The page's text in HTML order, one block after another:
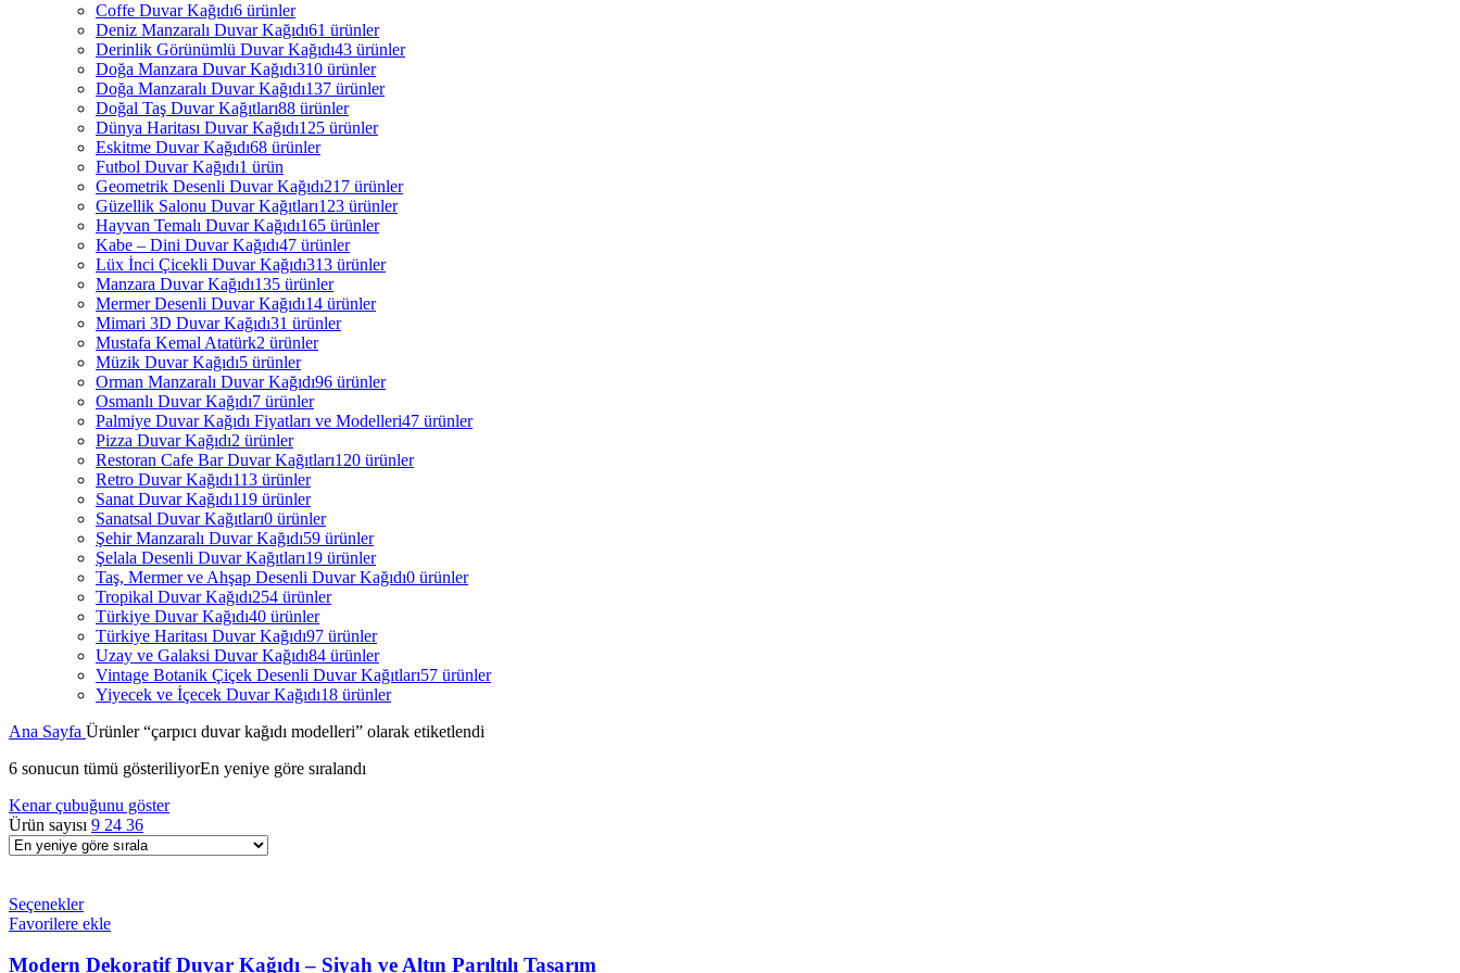
Coffe Duvar Kağıdı6 ürünler
Deniz Manzaralı Duvar Kağıdı61 ürünler
Derinlik Görünümlü Duvar Kağıdı43 ürünler
Doğa Manzara Duvar Kağıdı310 ürünler
Doğa Manzaralı Duvar Kağıdı137 ürünler
Doğal Taş Duvar Kağıtları88 ürünler
Dünya Haritası Duvar Kağıdı125 ürünler
Eskitme Duvar Kağıdı68 ürünler
Futbol Duvar Kağıdı1 ürün
Geometrik Desenli Duvar Kağıdı217 ürünler
Güzellik Salonu Duvar Kağıtları123 ürünler
Hayvan Temalı Duvar Kağıdı165 ürünler
Kabe – Dini Duvar Kağıdı47 ürünler
Lüx İnci Çicekli Duvar Kağıdı313 ürünler
Manzara Duvar Kağıdı135 ürünler
Mermer Desenli Duvar Kağıdı14 ürünler
Mimari 3D Duvar Kağıdı31 ürünler
Mustafa Kemal Atatürk2 ürünler
Müzik Duvar Kağıdı5 ürünler
Orman Manzaralı Duvar Kağıdı96 ürünler
Osmanlı Duvar Kağıdı7 ürünler
Palmiye Duvar Kağıdı Fiyatları ve Modelleri47 ürünler
Pizza Duvar Kağıdı2 ürünler
Restoran Cafe Bar Duvar Kağıtları120 ürünler
Retro Duvar Kağıdı113 ürünler
Sanat Duvar Kağıdı119 ürünler
Sanatsal Duvar Kağıtları0 ürünler
Şehir Manzaralı Duvar Kağıdı59 ürünler
Şelala Desenli Duvar Kağıtları19 ürünler
Taş, Mermer ve Ahşap Desenli Duvar Kağıdı0 ürünler
Tropikal Duvar Kağıdı254 ürünler
Türkiye Duvar Kağıdı40 ürünler
Türkiye Haritası Duvar Kağıdı97 ürünler
Uzay ve Galaksi Duvar Kağıdı84 ürünler
Vintage Botanik Çiçek Desenli Duvar Kağıtları57 ürünler
Yiyecek ve İçecek Duvar Kağıdı18 ürünler
Ana Sayfa Ürünler “çarpıcı duvar kağıdı modelleri” olarak etiketlendi
6 sonucun tümü gösteriliyorEn yeniye göre sıralandı
Kenar çubuğunu göster
Ürün sayısı 9 24 36
Seçenekler
Favorilere ekle
Modern Dekoratif Duvar Kağıdı – Siyah ve Altın Parıltılı Tasarım